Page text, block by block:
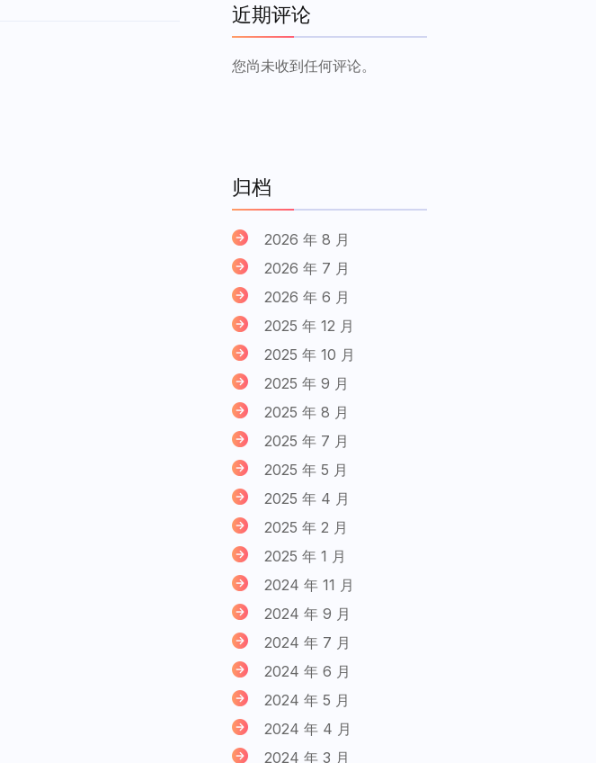
近期评论
您尚未收到任何评论。
归档
2026 年 8 月
2026 年 7 月
2026 年 6 月
2025 年 12 月
2025 年 10 月
2025 年 9 月
2025 年 8 月
2025 年 7 月
2025 年 5 月
2025 年 4 月
2025 年 2 月
2025 年 1 月
2024 年 11 月
2024 年 9 月
2024 年 7 月
2024 年 6 月
2024 年 5 月
2024 年 4 月
2024 年 3 月